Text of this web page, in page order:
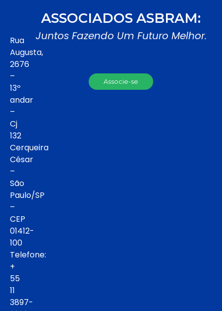
Rua
Augusta,
2676
–
13º
andar
–
Cj
132
Cerqueira
César
–
São
Paulo/SP
–
CEP
01412-
100
Telefone:
+
55
11
3897-
ASSOCIADOS ASBRAM:
Juntos Fazendo Um Futuro Melhor.
Associe-se